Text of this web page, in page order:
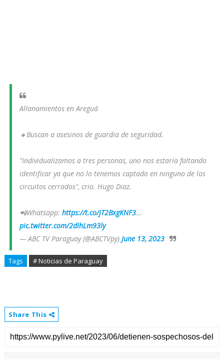
Allanamientos en Areguá
🔸Buscan a asesinos de guardia de seguridad.
"Individualizamos a tres personas, uno nos estaría faltando
identificar ya que no lo tenemos captado en ninguno de los
circuitos cerrados", crio. Hugo Diaz.
📲Whatsapp: https://t.co/jT2BxgKNF3…
pic.twitter.com/2dlhLm93ly
— ABC TV Paraguay (@ABCTVpy) June 13, 2023
Tags # Noticias de Paraguay
Share This